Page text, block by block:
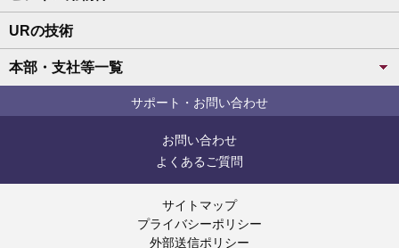
URの技術
本部・支社等一覧
サポート・お問い合わせ
お問い合わせ
よくあるご質問
サイトマップ
プライバシーポリシー
外部送信ポリシー